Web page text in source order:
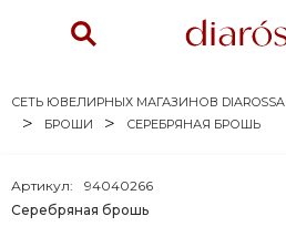
СЕТЬ ЮВЕЛИРНЫХ МАГАЗИНОВ DIAROSSA
БРОШИ
СЕРЕБРЯНАЯ БРОШЬ
Серебряная брошь
Артикул: 94040266